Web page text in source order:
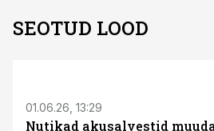
SEOTUD LOOD
01.06.26, 13:29
Nutikad akusalvestid